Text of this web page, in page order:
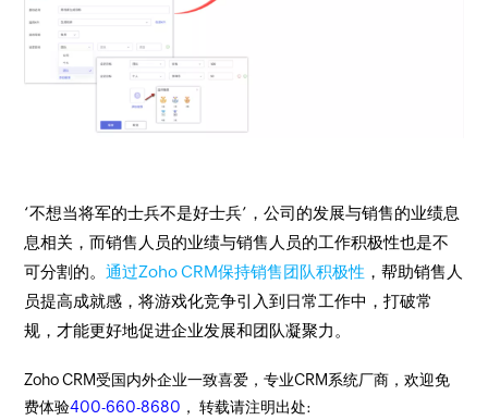
‘不想当将军的士兵不是好士兵’，公司的发展与销售的业绩息
息相关，而销售人员的业绩与销售人员的工作积极性也是不
可分割的。通过Zoho CRM保持销售团队积极性 ，帮助销售人
员提高成就感，将游戏化竞争引入到日常工作中，打破常
规，才能更好地促进企业发展和团队凝聚力。
Zoho CRM受国内外企业一致喜爱，专业CRM系统厂商，欢迎免
费体验400-660-8680 ， 转载请注明出处: